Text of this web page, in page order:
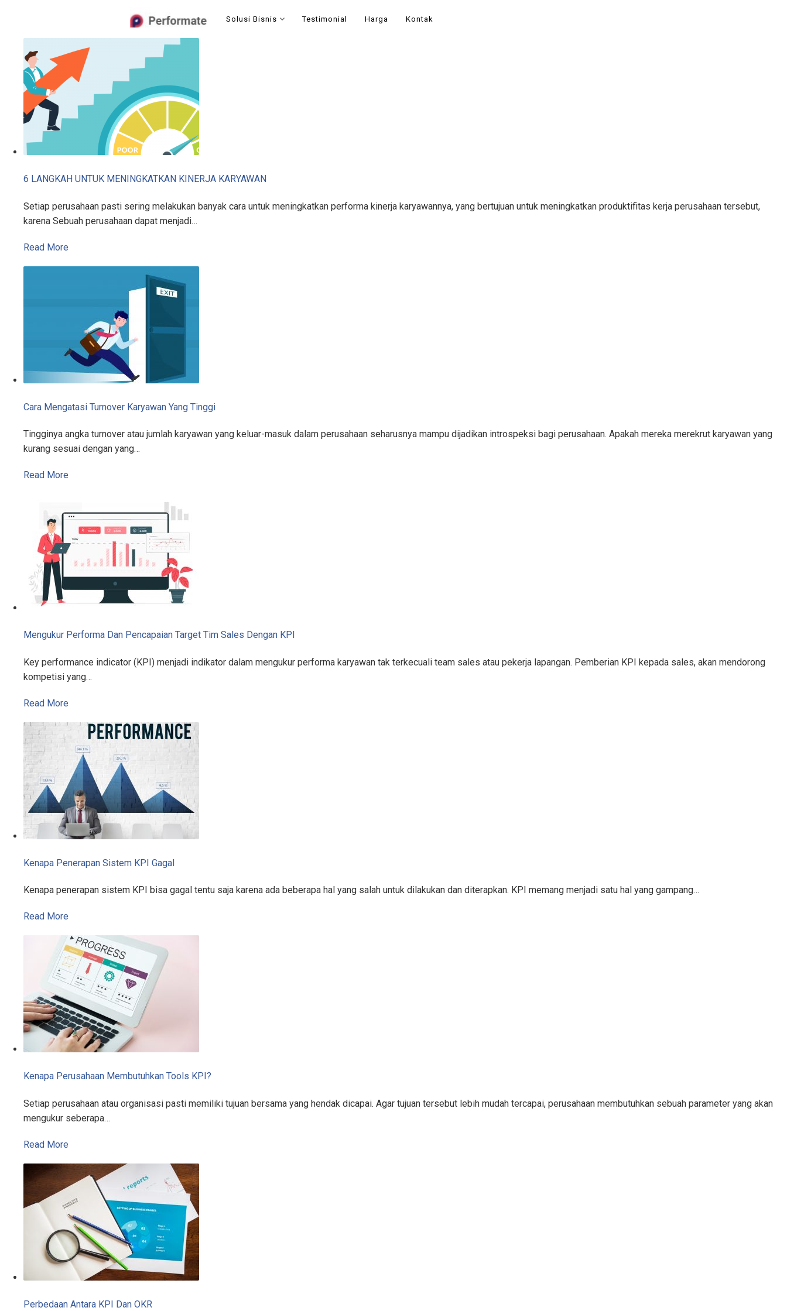
content
Solusi Bisnis Testimonial Harga Kontak
6 LANGKAH UNTUK MENINGKATKAN KINERJA KARYAWAN
Setiap perusahaan pasti sering melakukan banyak cara untuk meningkatkan performa kinerja karyawannya, yang bertujuan untuk meningkatkan produktifitas kerja perusahaan tersebut,
karena Sebuah perusahaan dapat menjadi…
Read More
Cara Mengatasi Turnover Karyawan Yang Tinggi
Tingginya angka turnover atau jumlah karyawan yang keluar-masuk dalam perusahaan seharusnya mampu dijadikan introspeksi bagi perusahaan. Apakah mereka merekrut karyawan yang
kurang sesuai dengan yang…
Read More
Mengukur Performa Dan Pencapaian Target Tim Sales Dengan KPI
Key performance indicator (KPI) menjadi indikator dalam mengukur performa karyawan tak terkecuali team sales atau pekerja lapangan. Pemberian KPI kepada sales, akan mendorong
kompetisi yang…
Read More
Kenapa Penerapan Sistem KPI Gagal
Kenapa penerapan sistem KPI bisa gagal tentu saja karena ada beberapa hal yang salah untuk dilakukan dan diterapkan. KPI memang menjadi satu hal yang gampang…
Read More
Kenapa Perusahaan Membutuhkan Tools KPI?
Setiap perusahaan atau organisasi pasti memiliki tujuan bersama yang hendak dicapai. Agar tujuan tersebut lebih mudah tercapai, perusahaan membutuhkan sebuah parameter yang akan
mengukur seberapa…
Read More
Perbedaan Antara KPI Dan OKR